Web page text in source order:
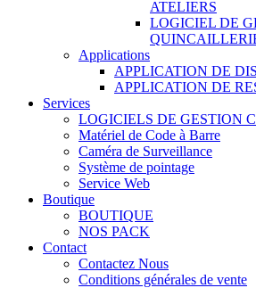
ATELIERS
LOGICIEL DE
Applications
APPLICATION DE
APPLICATION DE
Services
LOGICIELS DE GESTION
Matériel de Code à Barre
Caméra de Surveillance
Système de pointage
Service Web
Boutique
BOUTIQUE
NOS PACK
Contact
Contactez Nous
Conditions générales de vente